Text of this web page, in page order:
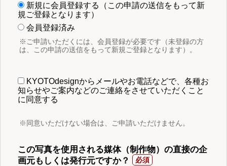
新規に会員登録する（この申請の送信をもって新
規ご登録となります）
会員登録済み
※ご申請いただくには、会員登録が必要です（未登録の方
は、この申請の送信をもって新規ご登録となります）。
KYOTOdesignからメールやお電話などで、各種お
知らせやご案内などのご連絡をさせていただくこと
に同意する
※同意いただけない場合は、ご申請いただけません。
この写真を使用される媒体（制作物）の直接の企
画元もしくは発行元ですか？